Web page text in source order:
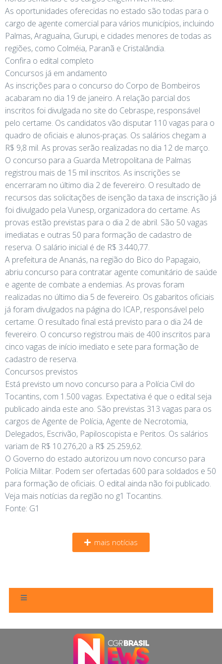
As oportunidades oferecidas no estado são todas para o
cargo de agente comercial para vários municípios, incluindo
Palmas, Araguaína, Gurupi, e cidades menores de todas as
regiões, como Colméia, Paranã e Cristalândia.
Confira o edital completo
Concursos já em andamento
As inscrições para o concurso do Corpo de Bombeiros
acabaram no dia 19 de janeiro. A relação parcial dos
inscritos foi divulgada no site do Cebraspe, responsável
pelo certame. Os candidatos vão disputar 110 vagas para o
quadro de oficiais e alunos-praças. Os salários chegam a
R$ 9,8 mil. As provas serão realizadas no dia 12 de março.
O concurso para a Guarda Metropolitana de Palmas
registrou mais de 15 mil inscritos. As inscrições se
encerraram no último dia 2 de fevereiro. O resultado de
recursos das solicitações de isenção da taxa de inscrição já
foi divulgado pela Vunesp, organizadora do certame. As
provas estão previstas para o dia 2 de abril. São 50 vagas
imediatas e outras 50 para formação de cadastro de
reserva. O salário inicial é de R$ 3.440,77.
A prefeitura de Ananás, na região do Bico do Papagaio,
abriu concurso para contratar agente comunitário de saúde
e agente de combate a endemias. As provas foram
realizadas no último dia 5 de fevereiro. Os gabaritos oficiais
já foram divulgados na página do ICAP, responsável pelo
certame. O resultado final está previsto para o dia 24 de
fevereiro. O concurso registrou mais de 400 inscritos para
cinco vagas de início imediato e sete para formação de
cadastro de reserva.
Concursos previstos
Está previsto um novo concurso para a Polícia Civil do
Tocantins, com 1.500 vagas. Expectativa é que o edital seja
publicado ainda este ano. São previstas 313 vagas para os
cargos de Agente de Polícia, Agente de Necrotomia,
Delegados, Escrivão, Papiloscopista e Peritos. Os salários
variam de R$ 10.276,20 a R$ 25.259,62.
O Governo do estado autorizou um novo concurso para
Polícia Militar. Podem ser ofertadas 600 para soldados e 50
para formação de oficiais. O edital ainda não foi publicado.
Veja mais notícias da região no g1 Tocantins.
Fonte: G1
mais notícias